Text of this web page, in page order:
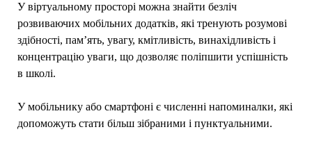
У віртуальному просторі можна знайти безліч
розвиваючих мобільних додатків, які тренують розумові
здібності, пам’ять, увагу, кмітливість, винахідливість і
концентрацію уваги, що дозволяє поліпшити успішність
в школі.
У мобільнику або смартфоні є численні напоминалки, які
допоможуть стати більш зібраними і пунктуальними.